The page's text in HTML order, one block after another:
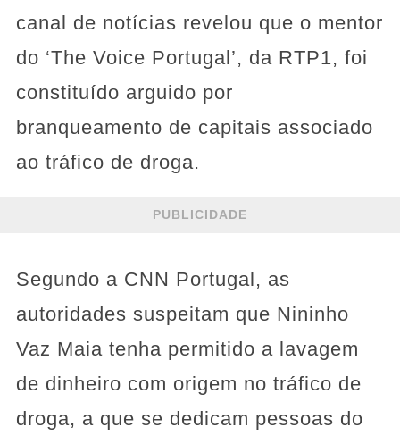
canal de notícias revelou que o mentor
do ‘The Voice Portugal’, da RTP1, foi
constituído arguido por
branqueamento de capitais associado
ao tráfico de droga.
PUBLICIDADE
Segundo a CNN Portugal, as
autoridades suspeitam que Nininho
Vaz Maia tenha permitido a lavagem
de dinheiro com origem no tráfico de
droga, a que se dedicam pessoas do